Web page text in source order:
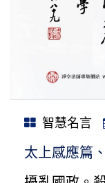
智慧名言
太上感應篇